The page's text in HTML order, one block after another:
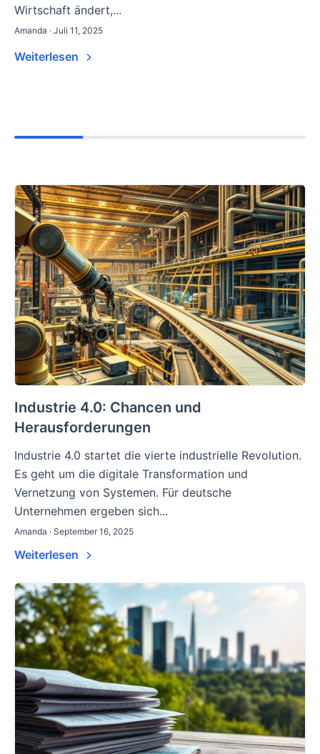
Wirtschaft ändert,...
Amanda · Juli 11, 2025
Weiterlesen
Industrie 4.0: Chancen und
Herausforderungen
Industrie 4.0 startet die vierte industrielle Revolution.
Es geht um die digitale Transformation und
Vernetzung von Systemen. Für deutsche
Unternehmen ergeben sich...
Amanda · September 16, 2025
Weiterlesen